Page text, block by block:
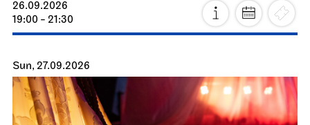
26.09.2026
19:00 - 21:30
Sun, 27.09.2026